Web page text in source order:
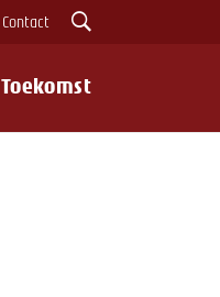
Contact
Toekomst